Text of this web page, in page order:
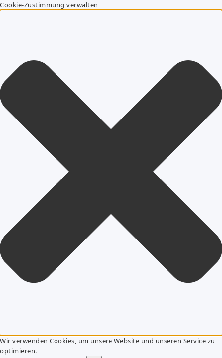
Cookie-Zustimmung verwalten
Wir verwenden Cookies, um unsere Website und unseren Service zu
optimieren.